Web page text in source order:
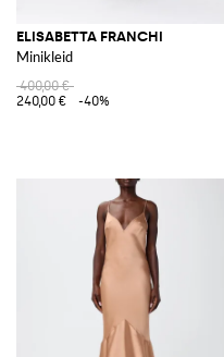
ELISABETTA FRANCHI
Minikleid
400,00 €
240,00 €
-40%